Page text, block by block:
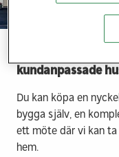
Vi erbjuder dig
kundanpassade
Du kan köpa en
bygga själv, en
ett möte där vi kan
hem.